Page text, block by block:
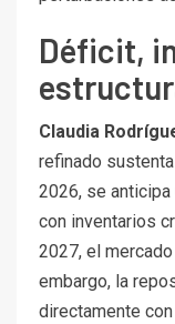
Déficit,
Claudia
refinado
2026, se
con inventarios
2027, el
embargo, la
directamente